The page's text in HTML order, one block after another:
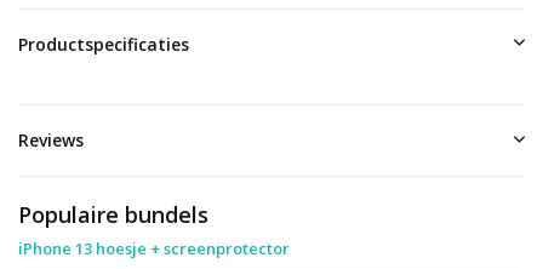
Productspecificaties
Reviews
Populaire bundels
iPhone 13 hoesje + screenprotector